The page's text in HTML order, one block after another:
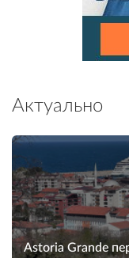
Актуально
Astoria Grande